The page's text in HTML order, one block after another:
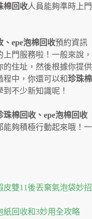
棉回收人員能夠準時上門
、epe泡棉回收預約資訊
上門服務啦！一般來說，
的住址，然後根據你提供
程中，你還可以和珍珠棉
不少新知識呢！
珠棉回收、epe泡棉回收
能夠積極行動起來哦！一
雙11後丟棄氣泡袋妙招
紙回收和3妙用全攻略